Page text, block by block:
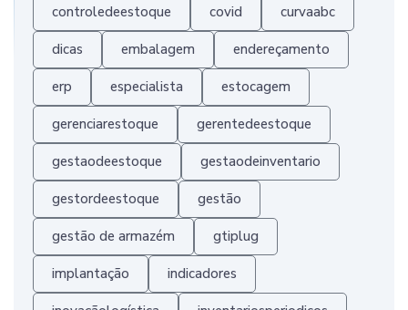
controledeestoque covid curvaabc
dicas embalagem endereçamento
erp especialista estocagem
gerenciarestoque gerentedeestoque
gestaodeestoque gestaodeinventario
gestordeestoque gestão
gestão de armazém gtiplug
implantação indicadores